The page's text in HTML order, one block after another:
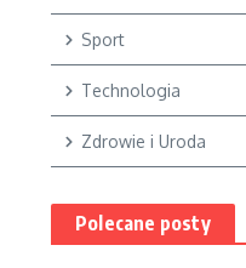
Sport
Technologia
Zdrowie i Uroda
Polecane posty